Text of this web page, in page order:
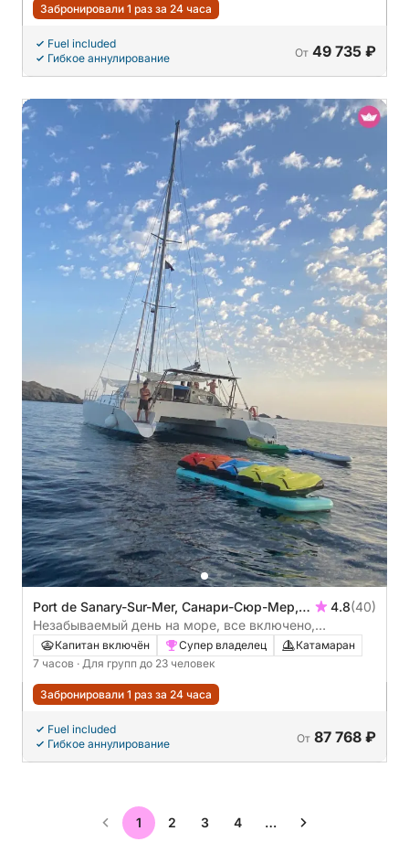
Забронировали 1 раз за 24 часа
Fuel included
Гибкое аннулирование
От 49 735 ₽
Port de Sanary-Sur-Mer, Санари-Сюр-Мер,
Франция
4.8(40)
Незабываемый день на море, все включено,
отправление из Санари-сюр-Мер
Капитан включён Супер владелец
Катамаран
7 часов · Для групп до 23 человек
Забронировали 1 раз за 24 часа
Fuel included
Гибкое аннулирование
От 87 768 ₽
1 2 3 4 …